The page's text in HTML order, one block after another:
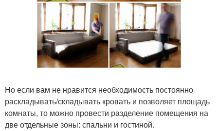
Но если вам не нравится необходимость постоянно
раскладывать/складывать кровать и позволяет площадь
комнаты, то можно провести разделение помещения на
две отдельные зоны: спальни и гостиной.